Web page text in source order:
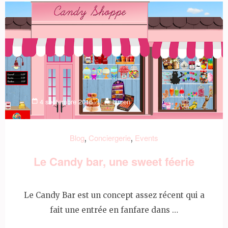
4 septembre 2016 lauren
Blog, Conciergerie, Events
Le Candy bar, une sweet féerie
Le Candy Bar est un concept assez récent qui a
fait une entrée en fanfare dans …